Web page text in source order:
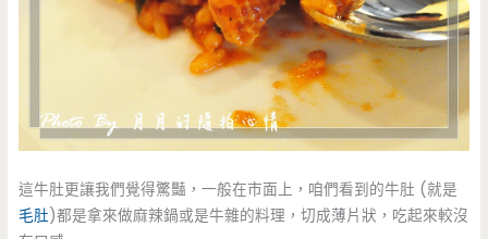
這牛肚更讓我們覺得驚豔，一般在市面上，咱們看到的牛肚 (就是
毛肚)都是拿來做麻辣鍋或是牛雜的料理，切成薄片狀，吃起來較沒